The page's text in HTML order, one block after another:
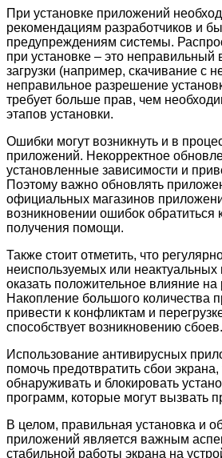
При установке приложений
рекомендациям разработчиков и
предупреждениям системы.
при установке – это неправильный
загрузки (например, скачивание с
неправильное разрешение
требует больше прав, чем
этапов установки.
Ошибки могут возникнуть и в
приложений. Некорректное
установленные зависимости и
Поэтому важно обновлять
официальных магазинов
возникновении ошибок обратиться
получения помощи.
Также стоит отметить, что
неиспользуемых или
оказать положительное влияние на
Накопление большого количества
привести к конфликтам и
способствует возникновению сбоев.
Использование антивирусных
помочь предотвратить сбои экрана,
обнаруживать и блокировать
программ, которые могут вызвать
В целом, правильная установка и
приложений является важным
стабильной работы экрана на